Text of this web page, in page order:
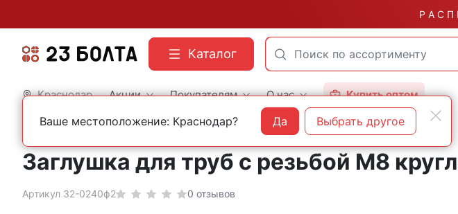
Р А С П
Каталог
Краснодар Акции Покупателям О нас Купить оптом
Главная Фасованный крепеж Пластиковая фурнитура
Заглушка для труб с резьбой М8
Артикул 32-0240ф2 0 отзывов
Ваше местоположение: Краснодар? Да Выбрать другое